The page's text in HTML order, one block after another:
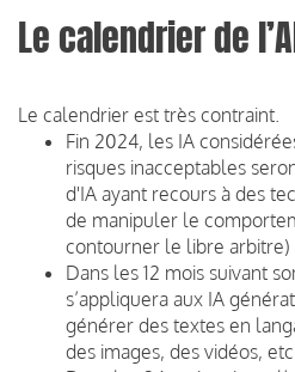
Le calendrier de
Le calendrier est très contraint.
Fin 2024, les IA
risques inacceptables
d'IA ayant recours à des
de manipuler le
contourner le libre arbitre)
Dans les 12 mois suivant
s’appliquera aux IA
générer des textes en
des images, des vidéos,